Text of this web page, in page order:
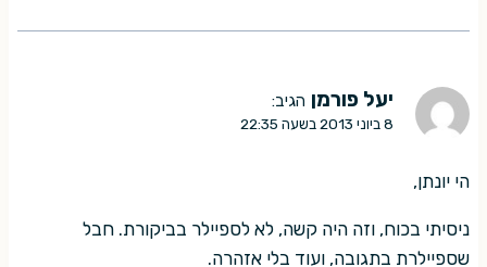
יעל פורמן הגיב:
8 ביוני 2013 בשעה 22:35
הי יונתן,
ניסיתי בכוח, וזה היה קשה, לא לספיילר בביקורת. חבל
שספיילרת בתגובה, ועוד בלי אזהרה.